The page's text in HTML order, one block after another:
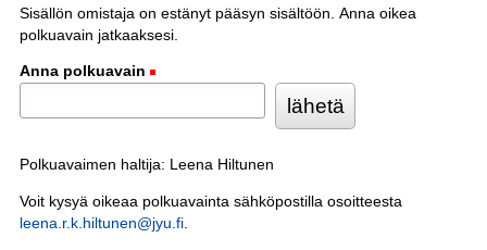
Sisällön omistaja on estänyt pääsyn sisältöön. Anna oikea
polkuavain jatkaaksesi.
Anna polkuavain
Polkuavaimen haltija: Leena Hiltunen
Voit kysyä oikeaa polkuavainta sähköpostilla osoitteesta
leena.r.k.hiltunen@jyu.fi.